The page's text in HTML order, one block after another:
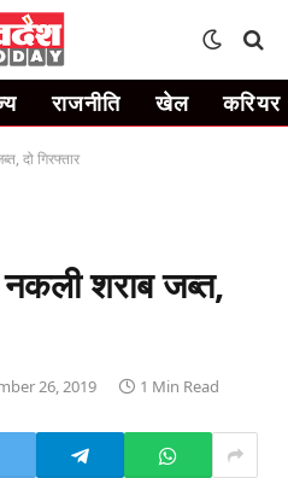
राजनीति खेल करियर
दो गिरफ्तार
नकली शराब जब्त,
26, 2019 1 Min Read